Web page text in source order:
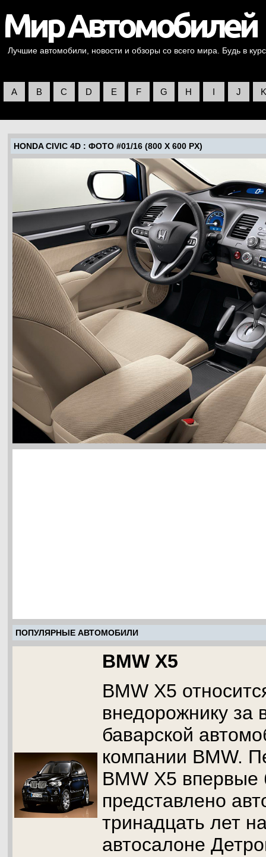
Лучшие автомобили, новости и обзоры со всего мира. Будь в
A B C D E F G H I J K
HONDA CIVIC 4D : ФОТО #01/16 (800 X 600 PX)
ПОПУЛЯРНЫЕ АВТОМОБИЛИ
BMW X5
BMW X5
внедорожнику за
баварской
компании BMW.
BMW X5
представлено
тринадцать лет
автосалоне